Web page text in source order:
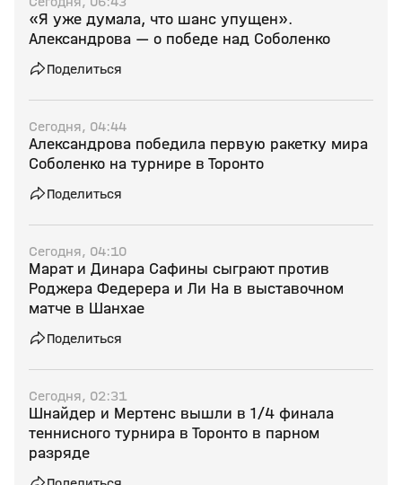
«Я уже думала, что шанс упущен».
Александрова — о победе над Соболенко
Поделиться
Сегодня, 04:44
Александрова победила первую ракетку мира
Соболенко на турнире в Торонто
Поделиться
Сегодня, 04:10
Марат и Динара Сафины сыграют против
Роджера Федерера и Ли На в выставочном
матче в Шанхае
Поделиться
Сегодня, 02:31
Шнайдер и Мертенс вышли в 1/4 финала
теннисного турнира в Торонто в парном
разряде